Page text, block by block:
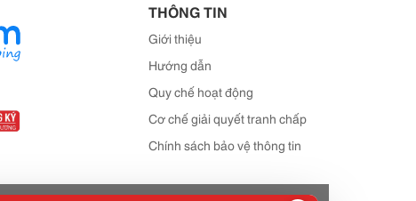
THÔNG TIN
Giới thiệu
Hướng dẫn
Quy chế hoạt động
Cơ chế giải quyết tranh chấp
Chính sách bảo vệ thông tin